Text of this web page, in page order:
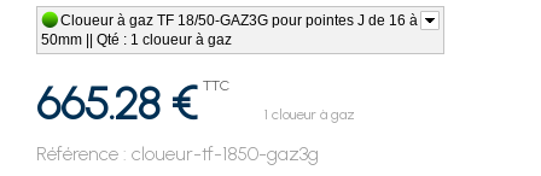
Cloueur à gaz TF 18/50-GAZ3G pour pointes J de 16 à
50mm || Qté : 1 cloueur à gaz
665.28 € TTC
1 cloueur à gaz
Référence : cloueur-tf-1850-gaz3g